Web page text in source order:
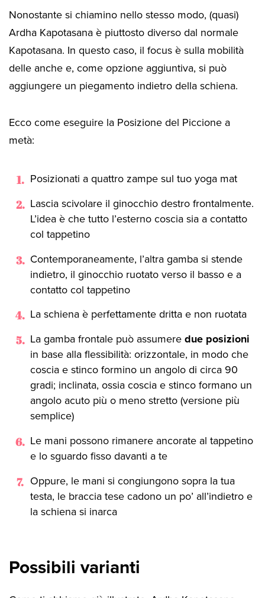
Nonostante si chiamino nello stesso modo, (quasi)
Ardha Kapotasana è piuttosto diverso dal normale
Kapotasana. In questo caso, il focus è sulla mobilità
delle anche e, come opzione aggiuntiva, si può
aggiungere un piegamento indietro della schiena.
Ecco come eseguire la Posizione del Piccione a
metà:
Posizionati a quattro zampe sul tuo yoga mat
Lascia scivolare il ginocchio destro frontalmente.
L’idea è che tutto l’esterno coscia sia a contatto
col tappetino
Contemporaneamente, l’altra gamba si stende
indietro, il ginocchio ruotato verso il basso e a
contatto col tappetino
La schiena è perfettamente dritta e non ruotata
La gamba frontale può assumeredue posizioni
in base alla flessibilità: orizzontale, in modo che
coscia e stinco formino un angolo di circa 90
gradi; inclinata, ossia coscia e stinco formano un
angolo acuto più o meno stretto (versione più
semplice)
Le mani possono rimanere ancorate al tappetino
e lo sguardo fisso davanti a te
Oppure, le mani si congiungono sopra la tua
testa, le braccia tese cadono un po’ all’indietro e
la schiena si inarca
Possibili varianti